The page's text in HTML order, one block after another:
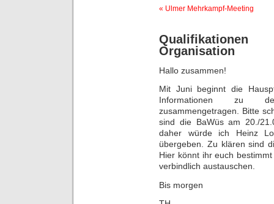
« Ulmer Mehrkampf-Meeting
Organisation
Hallo zusammen!
Mit Juni beginnt die
Informationen zu
zusammengetragen. Bitte
sind die BaWüs am 20./
daher würde ich Heinz
übergeben. Zu klären sind
Hier könnt ihr euch
verbindlich austauschen.
Bis morgen